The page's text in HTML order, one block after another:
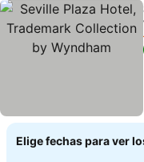
Elige fechas para ver